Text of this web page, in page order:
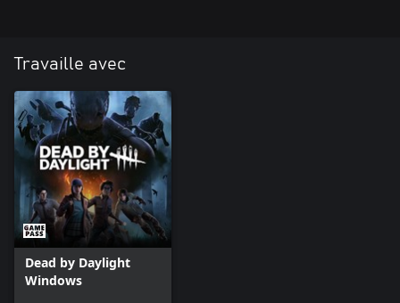
Travaille avec
Dead by Daylight
Windows